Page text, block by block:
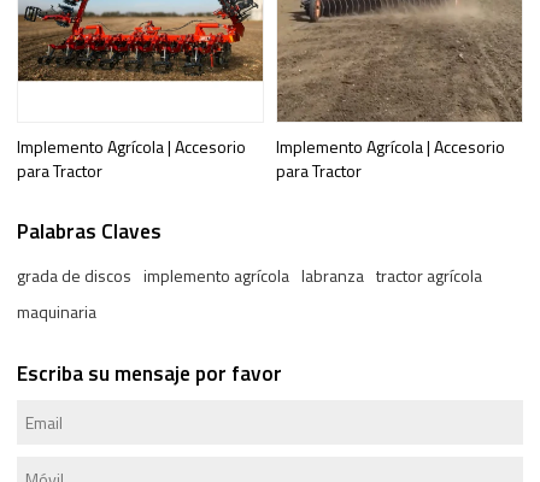
Implemento Agrícola | Accesorio
para Tractor
Implemento Agrícola | Accesorio
para Tractor
Palabras Claves
grada de discos implemento agrícola labranza tractor agrícola
maquinaria
Escriba su mensaje por favor